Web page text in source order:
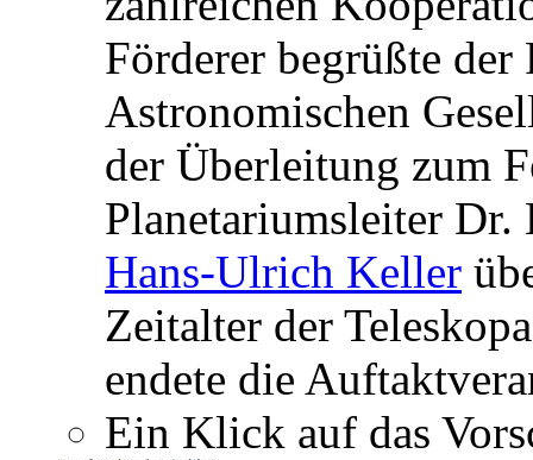
Förderer begrüßte
Astronomischen
der Überleitung zum
Planetariumsleiter
Hans-Ulrich Keller
Zeitalter der
endete die
Ein Klick auf das